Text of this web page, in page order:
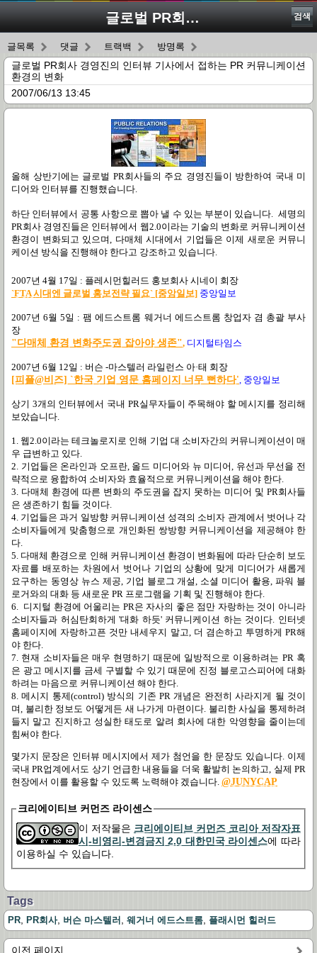
글로벌 PR회사 경영진의 인터뷰 기사에서 접하는 PR 커뮤니케이션 환경의 변화 검색
글목록 댓글 트랙백 방명록
글로벌 PR회사 경영진의 인터뷰 기사에서 접하는 PR 커뮤니케이션
환경의 변화
2007/06/13 13:45
올해 상반기에는 글로벌 PR회사들의 주요 경영진들이 방한하여 국내 미
디어와 인터뷰를 진행했습니다.
하단 인터뷰에서 공통 사항으로 뽑아 낼 수 있는 부분이 있습니다. 세명의
PR회사 경영진들은 인터뷰에서 웹2.0이라는 기술의 변화로 커뮤니케이션
환경이 변화되고 있으며, 다매체 시대에서 기업들은 이제 새로운 커뮤니
케이션 방식을 진행해야 한다고 강조하고 있습니다.
2007년 4월 17일 : 플레시먼힐러드 홍보회사 시네이 회장
`FTA 시대엔 글로벌 홍보전략 필요` [중앙일보] 중앙일보
2007년 6월 5일 : 팸 에드스트롬 웨거너 에드스트롬 창업자 겸 총괄 부사
장
"다매체 환경 변화주도권 잡아야 생존", 디지털타임스
2007년 6월 12일 : 버슨 -마스텔러 라일런스 아·태 회장
[피플@비즈] `한국 기업 영문 홈페이지 너무 뻔하다', 중앙일보
상기 3개의 인터뷰에서 국내 PR실무자들이 주목해야 할 메시지를 정리해
보았습니다.
1. 웹2.0이라는 테크놀로지로 인해 기업 대 소비자간의 커뮤니케이션이 매
우 급변하고 있다.
2. 기업들은 온라인과 오프란, 올드 미디어와 뉴 미디어, 유선과 무선을 전
략적으로 융합하여 소비자와 효율적으로 커뮤니케이션을 해야 한다.
3. 다매체 환경에 따른 변화의 주도권을 잡지 못하는 미디어 및 PR회사들
은 생존하기 힘들 것이다.
4. 기업들은 과거 일방향 커뮤니케이션 성격의 소비자 관계에서 벗어나 각
소비자들에게 맞춤형으로 개인화된 쌍방향 커뮤니케이션을 제공해야 한
다.
5. 다매체 환경으로 인해 커뮤니케이션 환경이 변화됨에 따라 단순히 보도
자료를 배포하는 차원에서 벗어나 기업의 상황에 맞게 미디어가 새롭게
요구하는 동영상 뉴스 제공, 기업 블로그 개설, 소셜 미디어 활용, 파워 블
로거와의 대화 등 새로운 PR 프로그램을 기획 및 진행해야 한다.
6. 디지털 환경에 어울리는 PR은 자사의 좋은 점만 자랑하는 것이 아니라
소비자들과 허심탄회하게 '대화 하듯' 커뮤니케이션 하는 것이다. 인터넷
홈페이지에 자랑하고픈 것만 내세우지 말고, 더 겸손하고 투명하게 PR해
야 한다.
7. 현재 소비자들은 매우 현명하기 때문에 일방적으로 이용하려는 PR 혹
은 광고 메시지를 금세 구별할 수 있기 때문에 진정 블로고스피어에 대화
하려는 마음으로 커뮤니케이션 해야 한다.
8. 메시지 통제(control) 방식의 기존 PR 개념은 완전히 사라지게 될 것이
며, 불리한 정보도 어떻게든 새 나가게 마련이다. 불리한 사실을 통제하려
들지 말고 진지하고 성실한 태도로 알려 회사에 대한 악영향을 줄이는데
힘써야 한다.
몇가지 문장은 인터뷰 메시지에서 제가 첨언을 한 문장도 있습니다. 이제
국내 PR업계에서도 상기 언급한 내용들을 더욱 활발히 논의하고, 실제 PR
현장에서 이를 활용할 수 있도록 노력해야 겠습니다. @JUNYCAP
크리에이티브 커먼즈 라이센스
이 저작물은 크리에이티브 커먼즈 코리아 저작자표
시-비영리-변경금지 2.0 대한민국 라이센스에 따라
이용하실 수 있습니다.
Tags
PR PR회사, 버슨 마스텔러 웨거너 에드스트롬 플래시먼 힐러드
이전 페이지